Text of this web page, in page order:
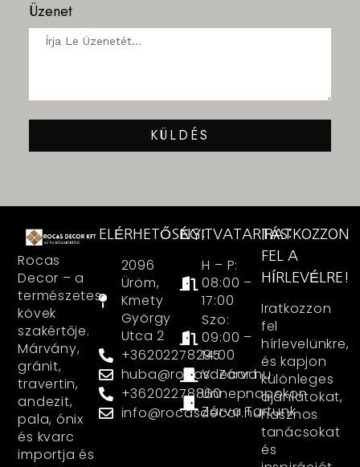
Üzenet
KÜLDÉS
Rocas
Decor – a
természetes
kövek
szakértője.
Márvány,
gránit,
travertin,
andezit,
pala, ónix
és kvarc
importja és
ELÉRHETŐSÉG:
2096
Üröm,
Kmety
György
Utca 2
+36202278295
huba@rocasdecor.hu
+36202278860
info@rocasdecor.hu
NYITVATARTÁS:
H – P:
08:00 –
17:00
Szo:
09:00 –
14:00
V: Zárva
Ünnepnapokon
Zárva Tartunk
IRATKOZZON
FEL A
HÍRLEVÉLRE!
Iratkozzon
fel
hírlevelünkre,
és kapjon
különleges
ajánlatokat,
hasznos
tanácsokat
és